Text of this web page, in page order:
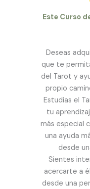
Este Curso
Deseas
que te
del Tarot y
propio
Estudias el
tu
más especial
una ayuda
desde
Sientes
acercarte a
desde una